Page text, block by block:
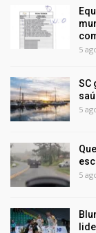
5
SC
5
5